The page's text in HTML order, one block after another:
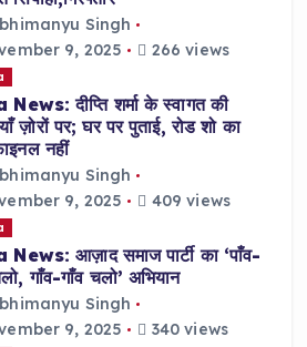
Singh
9, 2025
266 views
दीप्ति शर्मा के स्वागत की
ज़ोरों पर; घर पर पुताई, रोड शो का
नहीं
Singh
9, 2025
409 views
आज़ाद समाज पार्टी का ‘पाँव-
गाँव-गाँव चलो’ अभियान
Singh
9, 2025
340 views